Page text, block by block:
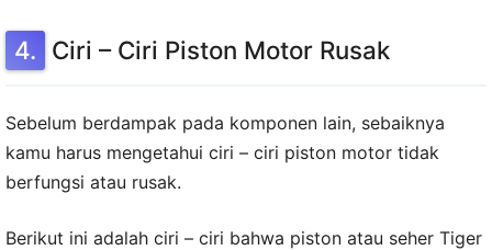
Ciri – Ciri Piston Motor Rusak
Sebelum berdampak pada komponen lain, sebaiknya
kamu harus mengetahui ciri – ciri piston motor tidak
berfungsi atau rusak.
Berikut ini adalah ciri – ciri bahwa piston atau seher Tiger